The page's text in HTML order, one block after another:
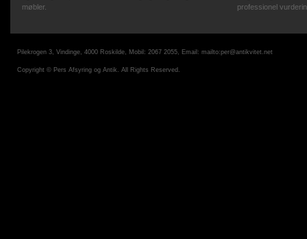
møbler.
professionel
Pilekrogen 3, Vindinge, 4000 Roskilde, Mobil: 2067 2055, Email: mailto:per@antikvitet.net
Copyright © Pers Afsyring og Antik. All Rights Reserved.